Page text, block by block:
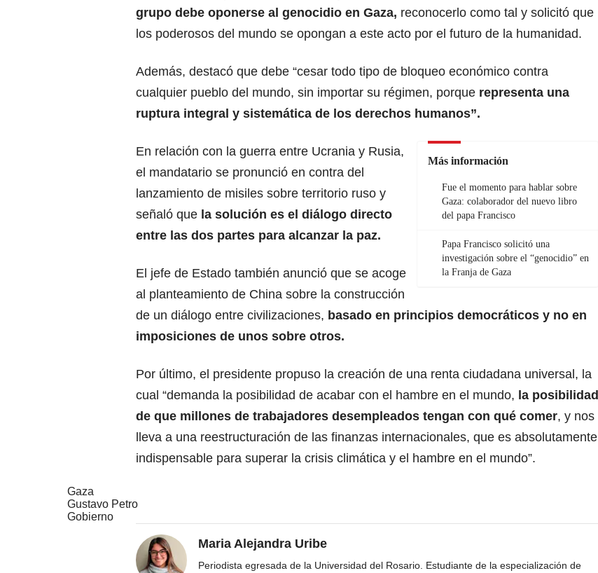
grupo debe oponerse al genocidio en Gaza, reconocerlo como tal y solicitó que
los poderosos del mundo se opongan a este acto por el futuro de la humanidad.
Además, destacó que debe “cesar todo tipo de bloqueo económico contra
cualquier pueblo del mundo, sin importar su régimen, porque representa una
ruptura integral y sistemática de los derechos humanos”.
Más información
Fue el momento para hablar sobre
Gaza: colaborador del nuevo libro
del papa Francisco
Papa Francisco solicitó una
investigación sobre el “genocidio” en
la Franja de Gaza
En relación con la guerra entre Ucrania y Rusia,
el mandatario se pronunció en contra del
lanzamiento de misiles sobre territorio ruso y
señaló que la solución es el diálogo directo
entre las dos partes para alcanzar la paz.
El jefe de Estado también anunció que se acoge
al planteamiento de China sobre la construcción
de un diálogo entre civilizaciones, basado en principios democráticos y no en
imposiciones de unos sobre otros.
Por último, el presidente propuso la creación de una renta ciudadana universal, la
cual “demanda la posibilidad de acabar con el hambre en el mundo, la posibilidad
de que millones de trabajadores desempleados tengan con qué comer, y nos
lleva a una reestructuración de las finanzas internacionales, que es absolutamente
indispensable para superar la crisis climática y el hambre en el mundo”.
Gaza
Gustavo Petro
Gobierno
Maria Alejandra Uribe
Periodista egresada de la Universidad del Rosario. Estudiante de la especialización de